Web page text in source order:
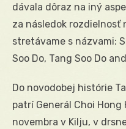
dávala dôraz na iný
za následok rozdielnosť
stretávame s názvami:
Soo Do, Tang Soo Do
Do novodobej histórie
patrí Generál Choi
novembra v Kilju, v